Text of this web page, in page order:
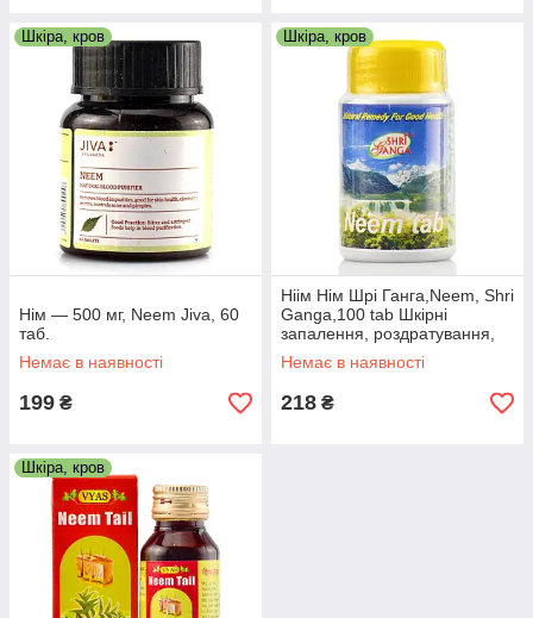
Шкіра, кров
Нім — 500 мг, Neem Jiva, 60
таб.
Немає в наявності
199 ₴
Шкіра, кров
Ніім Нім Шрі Ганга,Neem, Shri
Ganga,100 tab Шкірні
запалення, роздратування,
алергія, дерматит, екзема
Немає в наявності
218 ₴
Шкіра, кров